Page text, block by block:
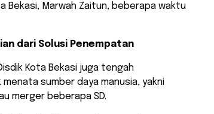
Bekasi, Marwah Zaitun, beberapa waktu
dari Solusi Penempatan
Kota Bekasi juga tengah
sumber daya manusia, yakni
merger beberapa SD.